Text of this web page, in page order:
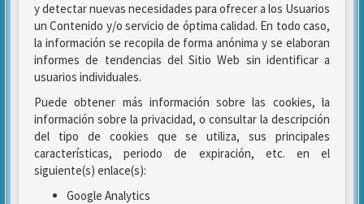
y detectar nuevas necesidades para ofrecer a los Usuarios
un Contenido y/o servicio de óptima calidad. En todo caso,
la información se recopila de forma anónima y se elaboran
informes de tendencias del Sitio Web sin identificar a
usuarios individuales.
Puede obtener más información sobre las cookies, la
información sobre la privacidad, o consultar la descripción
del tipo de cookies que se utiliza, sus principales
características, periodo de expiración, etc. en el
siguiente(s) enlace(s):
Google Analytics